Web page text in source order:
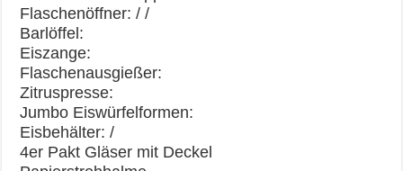
Flaschenöffner: / /
Barlöffel:
Eiszange:
Flaschenausgießer:
Zitruspresse:
Jumbo Eiswürfelformen:
Eisbehälter: /
4er Pakt Gläser mit Deckel